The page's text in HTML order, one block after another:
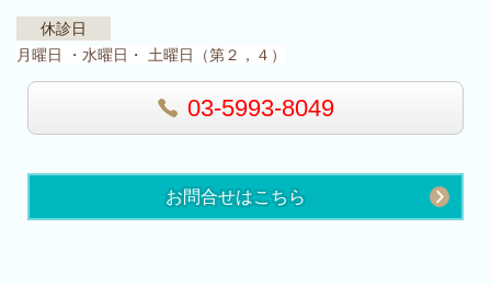
休診日
月曜日 ・水曜日・ 土曜日（第２，４）
03-5993-8049
お問合せはこちら